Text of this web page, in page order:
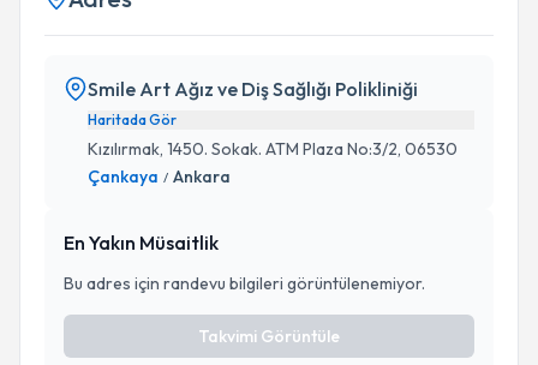
Smile Art Ağız ve Diş Sağlığı Polikliniği
Haritada Gör
Kızılırmak, 1450. Sokak. ATM Plaza No:3/2, 06530
Çankaya / Ankara
En Yakın Müsaitlik
Bu adres için randevu bilgileri görüntülenemiyor.
Takvimi Görüntüle